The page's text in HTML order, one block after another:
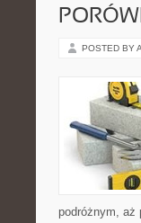
POSTED BY
podróżnym, aż